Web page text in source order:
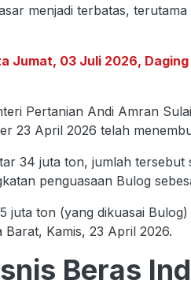
menjadi terbatas,
Jumat, 03 Juli 2026,
Pertanian Andi Amran
23 April 2026 telah
34 juta ton, jumlah tersebut
penguasaan Bulog
ton (yang dikuasai
Kamis, 23 April 2026.
Beras